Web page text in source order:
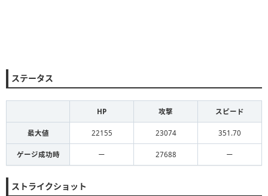
ステータス
HP 攻撃 スピード
最大値 22155 23074 351.70
ゲージ成功時 ー 27688 ー
ストライクショット